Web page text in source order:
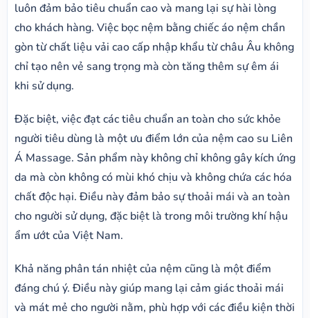
luôn đảm bảo tiêu chuẩn cao và mang lại sự hài lòng
cho khách hàng. Việc bọc nệm bằng chiếc áo nệm chần
gòn từ chất liệu vải cao cấp nhập khẩu từ châu Âu không
chỉ tạo nên vẻ sang trọng mà còn tăng thêm sự êm ái
khi sử dụng.
Đặc biệt, việc đạt các tiêu chuẩn an toàn cho sức khỏe
người tiêu dùng là một ưu điểm lớn của nệm cao su Liên
Á Massage. Sản phẩm này không chỉ không gây kích ứng
da mà còn không có mùi khó chịu và không chứa các hóa
chất độc hại. Điều này đảm bảo sự thoải mái và an toàn
cho người sử dụng, đặc biệt là trong môi trường khí hậu
ẩm ướt của Việt Nam.
Khả năng phân tán nhiệt của nệm cũng là một điểm
đáng chú ý. Điều này giúp mang lại cảm giác thoải mái
và mát mẻ cho người nằm, phù hợp với các điều kiện thời